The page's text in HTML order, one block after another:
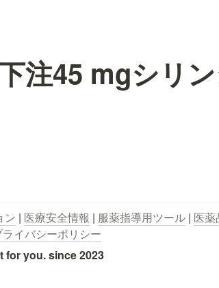
注45 mgシリ
ン | 医療安全情報 | 服薬指導用ツール | 医薬
ライバシーポリシー
for you. since 2023